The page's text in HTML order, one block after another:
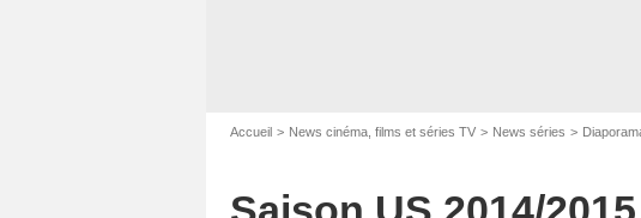
Accueil News cinéma, films et séries TV News séries